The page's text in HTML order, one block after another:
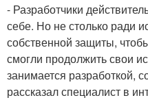
- Разработчики
себе. Но не столько ради
собственной защиты,
смогли продолжить свои
занимается разработкой,
рассказал специалист в